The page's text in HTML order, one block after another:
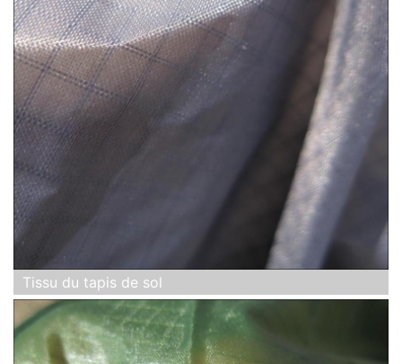
Tissu du tapis de sol